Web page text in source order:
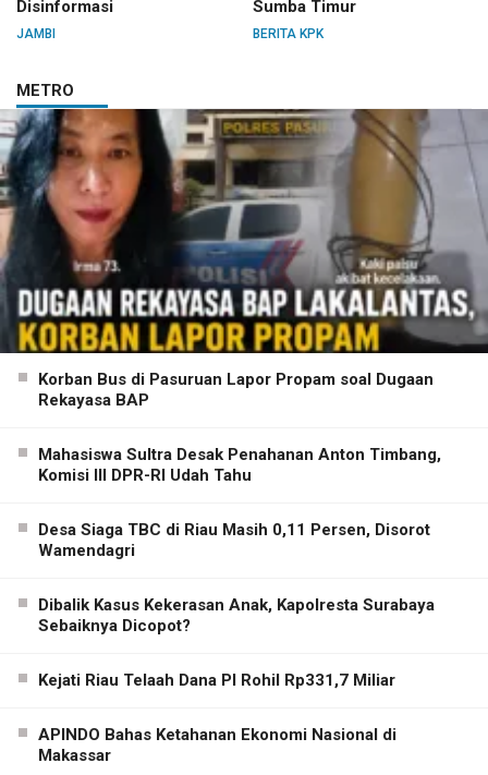
Disinformasi
JAMBI
Sumba Timur
BERITA KPK
METRO
Korban Bus di Pasuruan Lapor Propam soal Dugaan
Rekayasa BAP
Mahasiswa Sultra Desak Penahanan Anton Timbang,
Komisi III DPR-RI Udah Tahu
Desa Siaga TBC di Riau Masih 0,11 Persen, Disorot
Wamendagri
Dibalik Kasus Kekerasan Anak, Kapolresta Surabaya
Sebaiknya Dicopot?
Kejati Riau Telaah Dana PI Rohil Rp331,7 Miliar
APINDO Bahas Ketahanan Ekonomi Nasional di
Makassar